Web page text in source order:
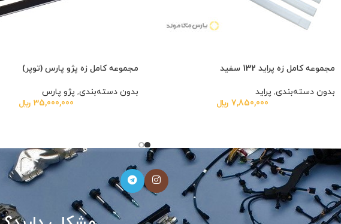
مجموعه کامل زه پراید 132 سفید
بدون دسته‌بندی, پراید
7,850,000 ﷼
مجموعه کامل زه پژو پارس (توپر)
بدون دسته‌بندی, پژو پارس
35,000,000 ﷼